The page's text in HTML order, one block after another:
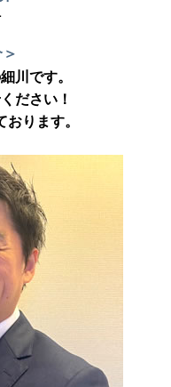
川です。
ださい！
ります。